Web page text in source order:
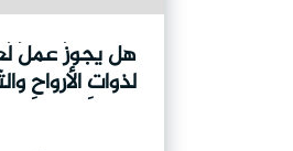
هل يجوزُ عملُ
لذواتِ الأرواحِ